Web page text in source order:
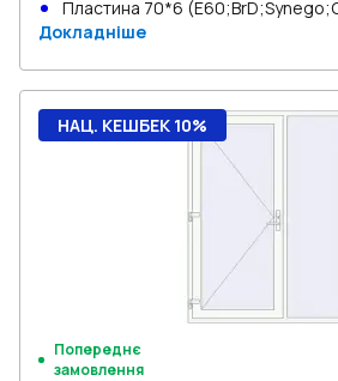
Пластина 70*6
Докладніше
НАЦ. КЕШБЕК 10%
Попереднє
замовлення